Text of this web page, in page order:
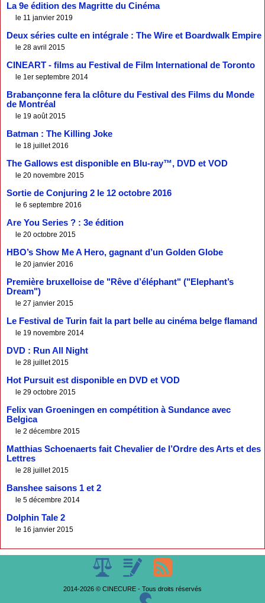
La 9e édition des Magritte du Cinéma
le 11 janvier 2019
Deux séries culte en intégrale : The Wire et Boardwalk Empire
le 28 avril 2015
CINEART - films au Festival de Film International de Toronto
le 1er septembre 2014
Brabançonne fera la clôture du Festival des Films du Monde
de Montréal
le 19 août 2015
Batman : The Killing Joke
le 18 juillet 2016
The Gallows est disponible en Blu-ray™, DVD et VOD
le 20 novembre 2015
Sortie de Conjuring 2 le 12 octobre 2016
le 6 septembre 2016
Are You Series ? : 3e édition
le 20 octobre 2015
HBO’s Show Me A Hero, gagnant d’un Golden Globe
le 20 janvier 2016
Première bruxelloise de "Rêve d’éléphant" ("Elephant’s
Dream")
le 27 janvier 2015
Le Festival de Turin fait la part belle au cinéma belge flamand
le 19 novembre 2014
DVD : Run All Night
le 28 juillet 2015
Hot Pursuit est disponible en DVD et VOD
le 29 octobre 2015
Felix van Groeningen en compétition à Sundance avec
Belgica
le 2 décembre 2015
Matthias Schoenaerts fait Chevalier de l’Ordre des Arts et des
Lettres
le 28 juillet 2015
Banshee saisons 1 et 2
le 5 décembre 2014
Dolphin Tale 2
le 16 janvier 2015
2014-2026 © CINECURE - Tous droits réservés